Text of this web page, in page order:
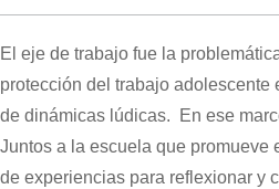
El eje de trabajo fue la
protección del trabajo adolescente
de dinámicas lúdicas. En ese
Juntos a la escuela que promueve
de experiencias para reflexionar y